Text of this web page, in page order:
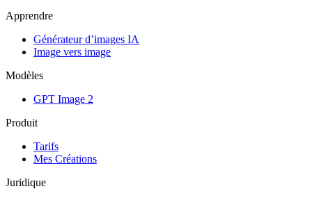
Apprendre
Générateur d’images IA
Image vers image
Modèles
GPT Image 2
Produit
Tarifs
Mes Créations
Juridique